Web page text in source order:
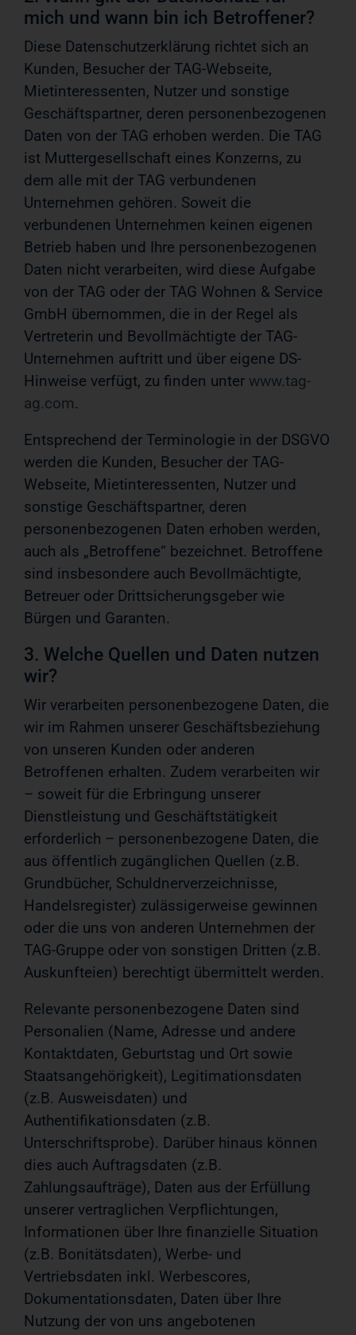
mich und wann bin ich Betroffener?
Diese Datenschutzerklärung richtet sich an
Kunden, Besucher der TAG-Webseite,
Mietinteressenten, Nutzer und sonstige
Geschäftspartner, deren personenbezogenen
Daten von der TAG erhoben werden. Die TAG
ist Muttergesellschaft eines Konzerns, zu
dem alle mit der TAG verbundenen
Unternehmen gehören. Soweit die
verbundenen Unternehmen keinen eigenen
Betrieb haben und Ihre personenbezogenen
Daten nicht verarbeiten, wird diese Aufgabe
von der TAG oder der TAG Wohnen & Service
GmbH übernommen, die in der Regel als
Vertreterin und Bevollmächtigte der TAG-
Unternehmen auftritt und über eigene DS-
Hinweise verfügt, zu finden unter www.tag-
ag.com.
Entsprechend der Terminologie in der DSGVO
werden die Kunden, Besucher der TAG-
Webseite, Mietinteressenten, Nutzer und
sonstige Geschäftspartner, deren
personenbezogenen Daten erhoben werden,
auch als „Betroffene“ bezeichnet. Betroffene
sind insbesondere auch Bevollmächtigte,
Betreuer oder Drittsicherungsgeber wie
Bürgen und Garanten.
3. Welche Quellen und Daten nutzen
wir?
Wir verarbeiten personenbezogene Daten, die
wir im Rahmen unserer Geschäftsbeziehung
von unseren Kunden oder anderen
Betroffenen erhalten. Zudem verarbeiten wir
– soweit für die Erbringung unserer
Dienstleistung und Geschäftstätigkeit
erforderlich – personenbezogene Daten, die
aus öffentlich zugänglichen Quellen (z.B.
Grundbücher, Schuldnerverzeichnisse,
Handelsregister) zulässigerweise gewinnen
oder die uns von anderen Unternehmen der
TAG-Gruppe oder von sonstigen Dritten (z.B.
Auskunfteien) berechtigt übermittelt werden.
Relevante personenbezogene Daten sind
Personalien (Name, Adresse und andere
Kontaktdaten, Geburtstag und Ort sowie
Staatsangehörigkeit), Legitimationsdaten
(z.B. Ausweisdaten) und
Authentifikationsdaten (z.B.
Unterschriftsprobe). Darüber hinaus können
dies auch Auftragsdaten (z.B.
Zahlungsaufträge), Daten aus der Erfüllung
unserer vertraglichen Verpflichtungen,
Informationen über Ihre finanzielle Situation
(z.B. Bonitätsdaten), Werbe- und
Vertriebsdaten inkl. Werbescores,
Dokumentationsdaten, Daten über Ihre
Nutzung der von uns angebotenen